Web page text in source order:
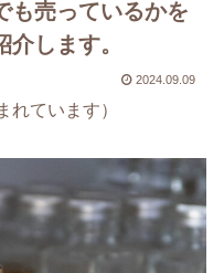
も売っているかを
します。
2024.09.09
れています）